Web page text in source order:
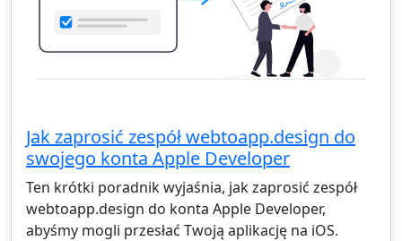
Jak zaprosić zespół webtoapp.design do
swojego konta Apple Developer
Ten krótki poradnik wyjaśnia, jak zaprosić zespół
webtoapp.design do konta Apple Developer,
abyśmy mogli przesłać Twoją aplikację na iOS.